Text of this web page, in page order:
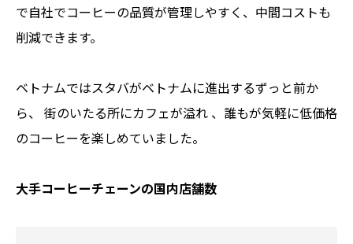
で自社でコーヒーの品質が管理しやすく、中間コストも
削減できます。
ベトナムではスタバがベトナムに進出するずっと前か
ら、 街のいたる所にカフェが溢れ 、誰もが気軽に低価格
のコーヒーを楽しめていました。
大手コーヒーチェーンの国内店舗数